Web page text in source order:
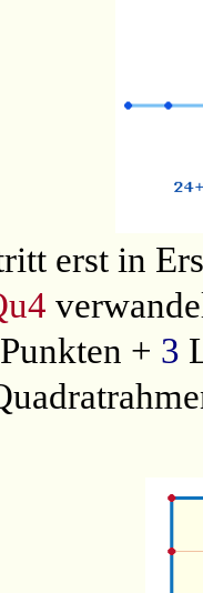
erst in
Punkten + 3